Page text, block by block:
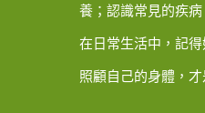
養；認識常見的疾
在日常生活中，記
照顧自己的身體，